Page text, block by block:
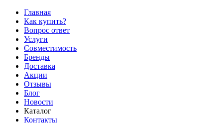
Главная
Как купить?
Вопрос ответ
Услуги
Совместимость
Бренды
Доставка
Акции
Отзывы
Блог
Новости
Каталог
Контакты